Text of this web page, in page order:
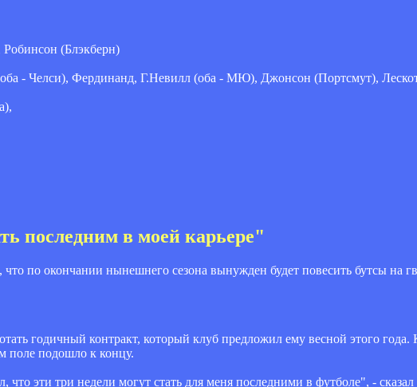
(Блэкберн)
- Челси), Фердинанд, Г.Невилл (оба - МЮ), Джонсон (Портсмут),
последним в моей карьере"
по окончании нынешнего сезона вынужден будет повесить бутсы на
годичный контракт, который клуб предложил ему весной этого года.
поле подошло к концу.
что эти три недели могут стать для меня последними в футболе", -